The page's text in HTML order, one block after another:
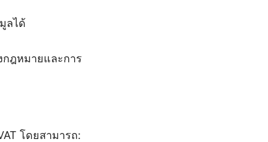
ลได้
กฎหมายและการ
โดยสามารถ: